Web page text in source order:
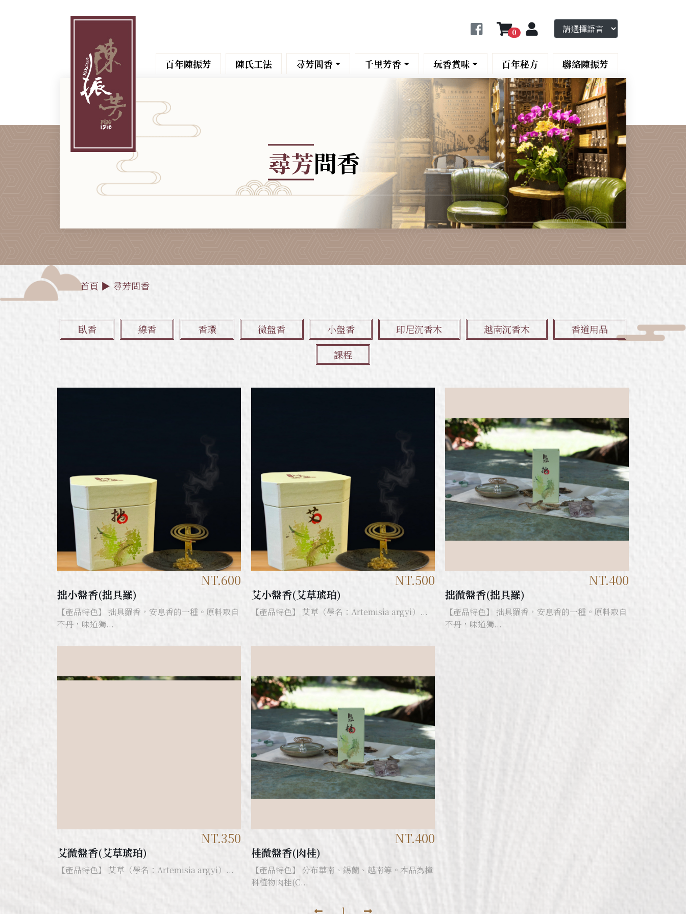
0
百年陳振芳 陳氏工法 尋芳問香 千里芳香 玩香賞味 百年秘方 聯絡陳振芳
尋芳問香
首頁 ▶ 尋芳問香
臥香 線香 香環 微盤香 小盤香 印尼沉香木 越南沉香木
香道用品
課程
NT.600
拙小盤香(拙具羅)
【產品特色】 拙具羅香，安息香的一種。原料取自
不丹，味道獨...
NT.500
艾小盤香(艾草琥珀)
【產品特色】 艾草（學名：Artemisia argyi）...
NT.400
拙微盤香(拙具羅)
【產品特色】 拙具羅香，安息香的一種。原料取自
不丹，味道獨...
NT.350
艾微盤香(艾草琥珀)
【產品特色】 艾草（學名：Artemisia argyi）...
NT.400
桂微盤香(肉桂)
【產品特色】 分布華南、錫蘭、越南等。本品為樟
科植物肉桂(C...
1